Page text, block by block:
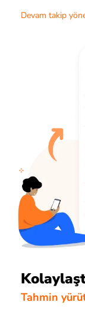
Devam takip
Tahmin